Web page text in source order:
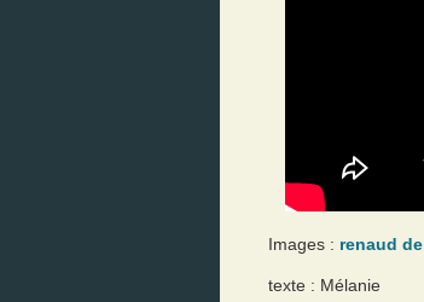
Images : renaud
texte : Mélanie